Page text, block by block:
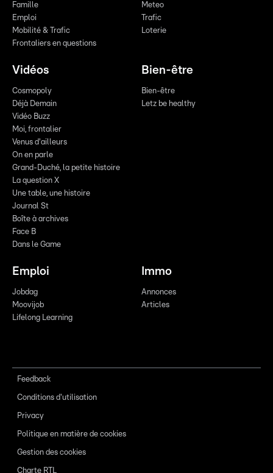
Famille
Emploi
Mobilité & Trafic
Frontaliers en questions
Meteo
Trafic
Loterie
Vidéos
Cosmopoly
Déjà Demain
Vidéo Buzz
Moi, frontalier
Venus d'ailleurs
On en parle
Grand-Duché, la petite histoire
La question X
Une table, une histoire
Journal St
Boîte à archives
Face B
Dans le Game
Bien-être
Bien-être
Letz be healthy
Emploi
Jobdag
Moovijob
Lifelong Learning
Immo
Annonces
Articles
Feedback
Conditions d'utilisation
Privacy
Politique en matière de cookies
Gestion des cookies
Charte RTL